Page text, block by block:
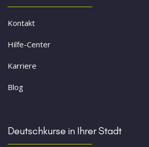
Kontakt
Hilfe-Center
Karriere
Blog
Deutschkurse in Ihrer Stadt